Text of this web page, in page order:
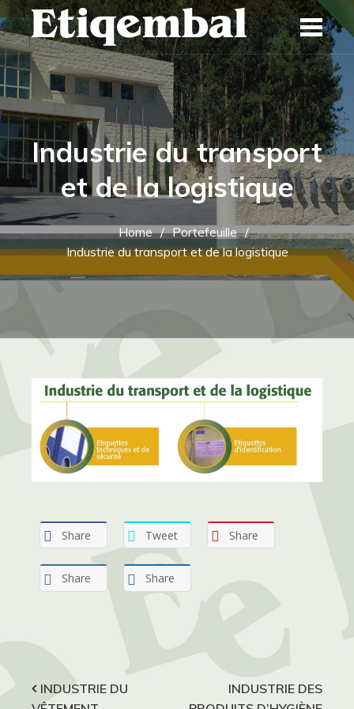
Skip
to
content
Industrie du transport
et de la logistique
Home
Portefeuille
Industrie du transport et de la logistique
Share Tweet Share
Share Share
Navigation
INDUSTRIE DU
INDUSTRIE DES